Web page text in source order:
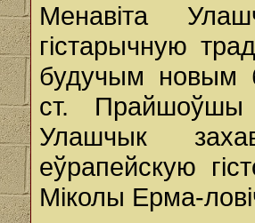
Менавіта
гістарычную
будучым новым
ст. Прайшоўшы
Улашчык
еўрапейскую
Міколы Ерма-